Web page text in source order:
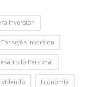
Inversion
Consejos Inversion
Personal
Economia